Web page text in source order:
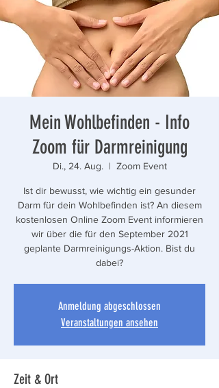
Mein Wohlbefinden - Info
Zoom für Darmreinigung
Di., 24. Aug.
  |
Zoom Event
Ist dir bewusst, wie wichtig ein gesunder
Darm für dein Wohlbefinden ist? An diesem
kostenlosen Online Zoom Event informieren
wir über die für den September 2021
geplante Darmreinigungs-Aktion. Bist du
dabei?
Anmeldung abgeschlossen
Veranstaltungen ansehen
Zeit & Ort